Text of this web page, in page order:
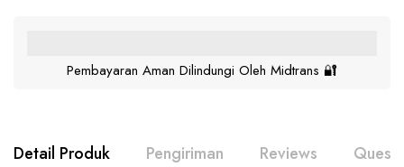
Pembayaran Aman Dilindungi Oleh Midtrans 🔐
Detail Produk Pengiriman Reviews